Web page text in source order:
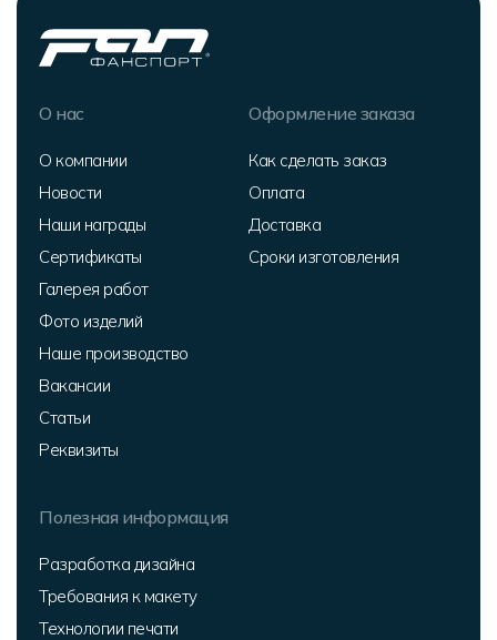
О нас
О компании
Новости
Наши награды
Сертификаты
Галерея работ
Фото изделий
Наше производство
Вакансии
Статьи
Реквизиты
Оформление заказа
Как сделать заказ
Оплата
Доставка
Сроки изготовления
Полезная информация
Разработка дизайна
Требования к макету
Технологии печати